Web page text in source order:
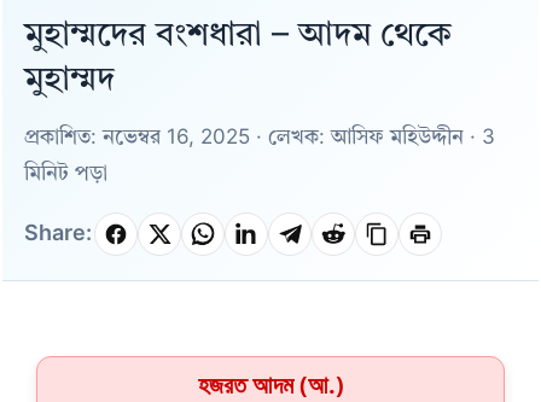
মুহাম্মদের বংশধারা – আদম থেকে
মুহাম্মদ
প্রকাশিত: নভেম্বর 16, 2025 · লেখক: আসিফ মহিউদ্দীন · 3
মিনিট পড়া
Share:
হজরত আদম (আ.)